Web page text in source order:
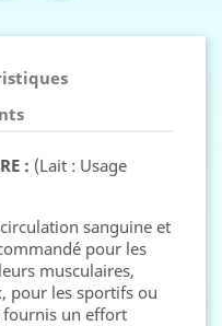
: (Lait : Usage
sanguine et
pour les
musculaires,
pour les sportifs ou
fournis un effort